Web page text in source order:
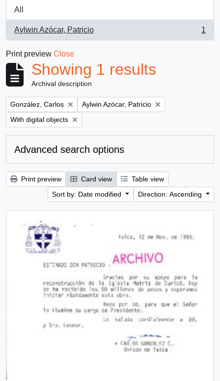
All
Aylwin Azócar, Patricio
, 1 results
1
Print preview Close
Showing 1 results
Archival description
Remove filter:
González, Carlos Remove filter:
Aylwin Azócar, Patricio
Remove filter:
With digital objects
Advanced search options
Print preview Card view
Table view
Sort by: Date modified
Direction: Ascending